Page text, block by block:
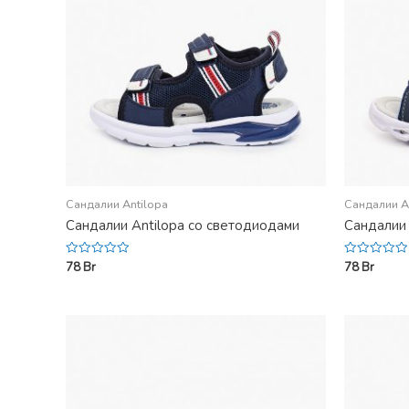
Сандалии Antilopa
Сандалии Antilopa со светодиодами
Rated
078Br
Сандалии
Rated
078Br